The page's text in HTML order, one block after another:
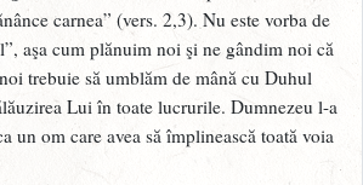
carnea” (vers. 2,3). Nu este vorba de
aşa cum plănuim noi şi ne gândim noi că
trebuie să umblăm de mână cu Duhul
Lui în toate lucrurile. Dumnezeu l-a
un om care avea să împlinească toată voia